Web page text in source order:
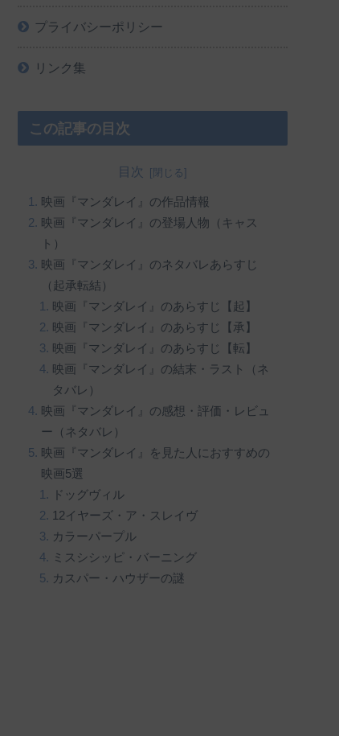
プライバシーポリシー
リンク集
この記事の目次
目次
映画『マンダレイ』の作品情報
映画『マンダレイ』の登場人物（キャス
ト）
映画『マンダレイ』のネタバレあらすじ
（起承転結）
映画『マンダレイ』のあらすじ【起】
映画『マンダレイ』のあらすじ【承】
映画『マンダレイ』のあらすじ【転】
映画『マンダレイ』の結末・ラスト（ネ
タバレ）
映画『マンダレイ』の感想・評価・レビュ
ー（ネタバレ）
映画『マンダレイ』を見た人におすすめの
映画5選
ドッグヴィル
12イヤーズ・ア・スレイヴ
カラーパープル
ミスシシッピ・バーニング
カスパー・ハウザーの謎